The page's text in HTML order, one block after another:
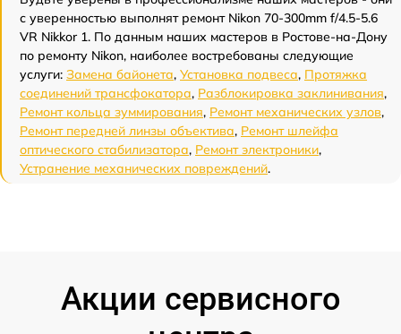
с уверенностью выполнят ремонт Nikon 70-300mm f/4.5-5.6
VR Nikkor 1. По данным наших мастеров в Ростове-на-Дону
по ремонту Nikon, наиболее востребованы следующие
услуги: Замена байонета, Установка подвеса, Протяжка
соединений трансфокатора, Разблокировка заклинивания,
Ремонт кольца зуммирования, Ремонт механических узлов,
Ремонт передней линзы объектива, Ремонт шлейфа
оптического стабилизатора, Ремонт электроники,
Устранение механических повреждений.
Акции сервисного